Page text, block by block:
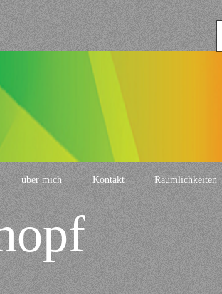
über mich Kontakt Räumlichkeiten